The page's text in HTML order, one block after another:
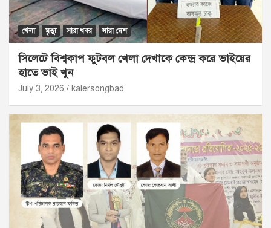
খেলা মৃত্যু সারা খবর সারা দেশ
সিলেটে বিশ্বকাপ ফুটবল খেলা দেখাকে কেন্দ্র করে ভাইয়ের
হাতে ভাই খুন
July 3, 2026 kalersongbad